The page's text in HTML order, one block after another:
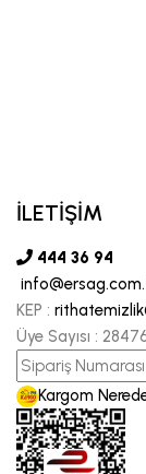
İLETİŞİM
444 36 94
KEP :
Üye Sayısı :
Kargom